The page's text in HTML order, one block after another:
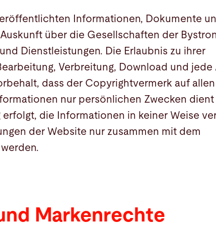
Informationen, Dokumente
über die Gesellschaften der
Dienstleistungen. Die Erlaubnis zu ihrer
Verbreitung, Download und jede
dass der Copyrightvermerk auf
nur persönlichen Zwecken dient
erfolgt, die Informationen in keiner Weise
der Website nur zusammen mit dem
Markenrechte